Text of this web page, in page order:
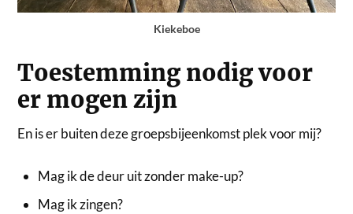
Kiekeboe
Toestemming nodig voor
er mogen zijn
En is er buiten deze groepsbijeenkomst plek voor mij?
Mag ik de deur uit zonder make-up?
Mag ik zingen?